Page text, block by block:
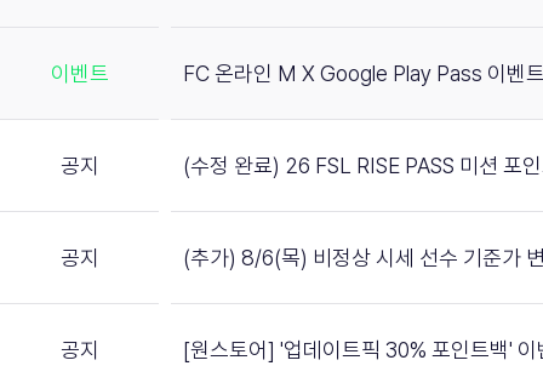
이벤트 FC 온라인 M X Google Play Pass 이벤
공지 (수정 완료) 26 FSL RISE PASS 미션 포
공지 (추가) 8/6(목) 비정상 시세 선수 기준가
공지 [원스토어] '업데이트픽 30% 포인트백' 이